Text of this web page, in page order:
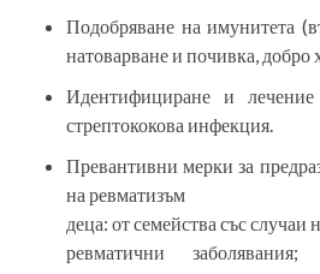
Подобряване на имунитета
натоварване и почивка, добро
Идентифициране и
стрептококова инфекция.
Превантивни мерки за
на ревматизъм
деца: от семейства със
ревматични